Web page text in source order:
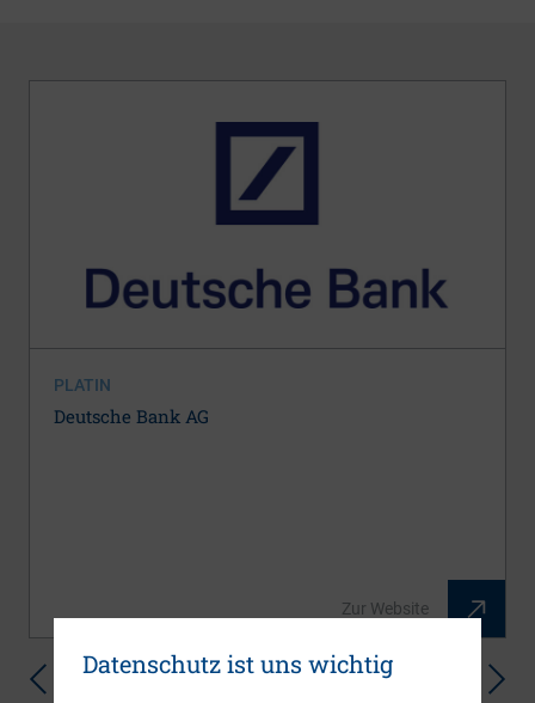
PLATIN
Deutsche Bank AG
Zur Website
3/48
Datenschutz ist uns wichtig